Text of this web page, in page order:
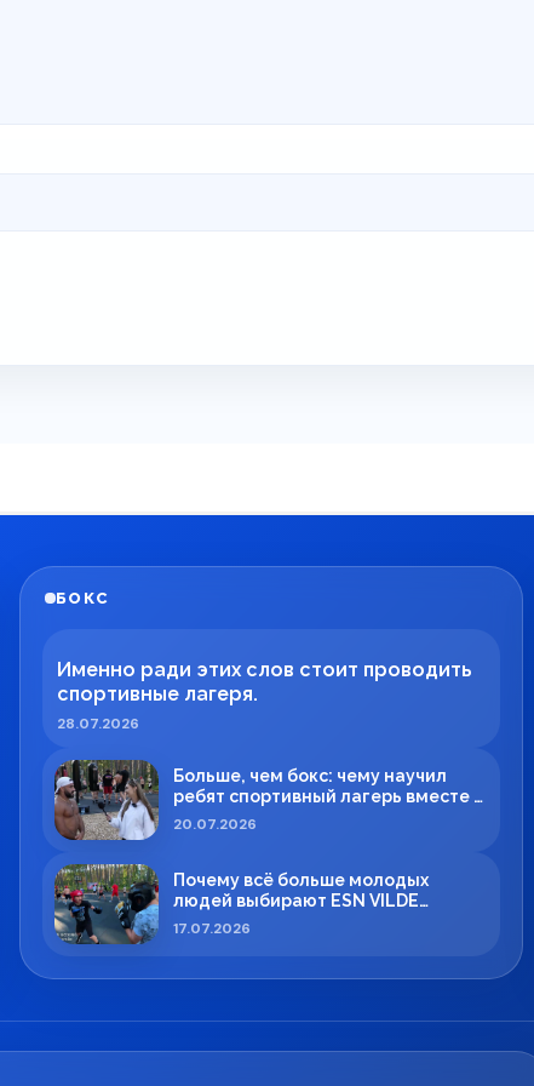
БОКС
Именно ради этих слов стоит проводить
спортивные лагеря.
28.07.2026
Больше, чем бокс: чему научил
ребят спортивный лагерь вместе с
Максимом Вильде
20.07.2026
Почему всё больше молодых
людей выбирают ESN VILDE
BOXING в Силламяэ?
17.07.2026